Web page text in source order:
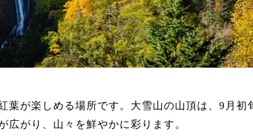
葉が楽しめる場所です。大雪山の山頂は、9月初
がり、山々を鮮やかに彩ります。